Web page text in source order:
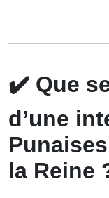
✔️ Que
d’une
la Reine